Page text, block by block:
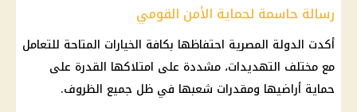
رسالة حاسمة لحماية الأمن القومي
أكدت الدولة المصرية احتفاظها بكافة الخيارات المتاحة للتعامل
مع مختلف التهديدات، مشددة على امتلاكها القدرة على
حماية أراضيها ومقدرات شعبها في ظل جميع الظروف.